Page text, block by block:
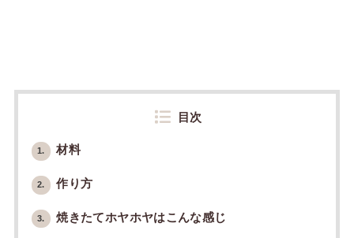
目次
1. 材料
2. 作り方
3. 焼きたてホヤホヤはこんな感じ